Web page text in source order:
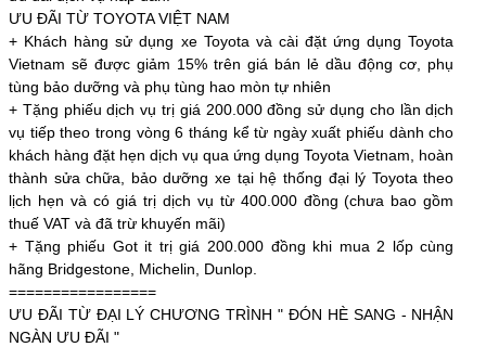
ƯU ĐÃI TỪ TOYOTA VIỆT NAM
+ Khách hàng sử dụng xe Toyota và cài đặt ứng dụng Toyota
Vietnam sẽ được giảm 15% trên giá bán lẻ dầu động cơ, phụ
tùng bảo dưỡng và phụ tùng hao mòn tự nhiên
+ Tặng phiếu dịch vụ trị giá 200.000 đồng sử dụng cho lần dịch
vụ tiếp theo trong vòng 6 tháng kể từ ngày xuất phiếu dành cho
khách hàng đặt hẹn dịch vụ qua ứng dụng Toyota Vietnam, hoàn
thành sửa chữa, bảo dưỡng xe tại hệ thống đại lý Toyota theo
lịch hẹn và có giá trị dịch vụ từ 400.000 đồng (chưa bao gồm
thuế VAT và đã trừ khuyến mãi)
+ Tặng phiếu Got it trị giá 200.000 đồng khi mua 2 lốp cùng
hãng Bridgestone, Michelin, Dunlop.
=================
ƯU ĐÃI TỪ ĐẠI LÝ CHƯƠNG TRÌNH " ĐÓN HÈ SANG - NHẬN
NGÀN ƯU ĐÃI "